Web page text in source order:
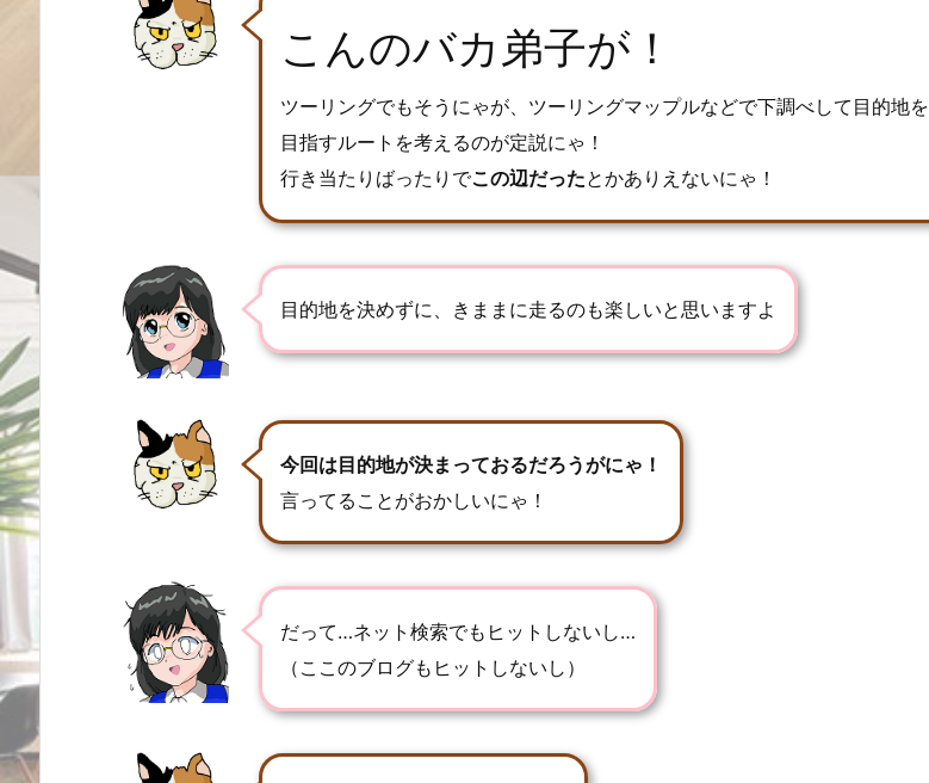
こんのバカ弟子が！
ツーリングでもそうにゃが、ツーリングマップルなどで下調べして目的地を
目指すルートを考えるのが定説にゃ！
行き当たりばったりでこの辺だったとかありえないにゃ！
目的地を決めずに、きままに走るのも楽しいと思いますよ
今回は目的地が決まっておるだろうがにゃ！
言ってることがおかしいにゃ！
だって…ネット検索でもヒットしないし…
（ここのブログもヒットしないし）